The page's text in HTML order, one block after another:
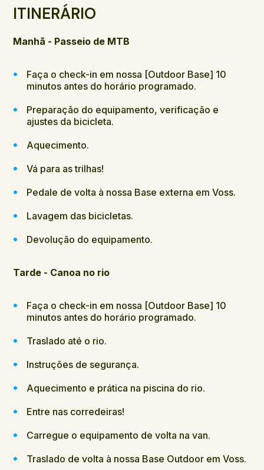
ITINERÁRIO
Manhã - Passeio de MTB
Faça o check-in em nossa [Outdoor Base] 10
minutos antes do horário programado.
Preparação do equipamento, verificação e
ajustes da bicicleta.
Aquecimento.
Vá para as trilhas!
Pedale de volta à nossa Base externa em Voss.
Lavagem das bicicletas.
Devolução do equipamento.
Tarde - Canoa no rio
Faça o check-in em nossa [Outdoor Base] 10
minutos antes do horário programado.
Traslado até o rio.
Instruções de segurança.
Aquecimento e prática na piscina do rio.
Entre nas corredeiras!
Carregue o equipamento de volta na van.
Traslado de volta à nossa Base Outdoor em Voss.